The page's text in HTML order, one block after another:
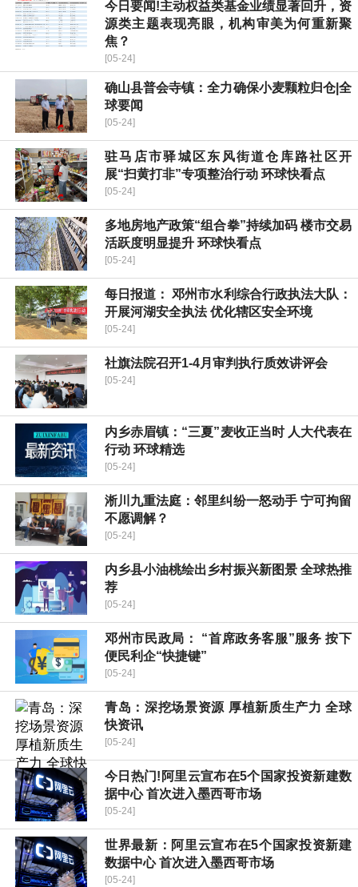
今日要闻!主动权益类基金业绩显著回升，资
源类主题表现亮眼，机构审美为何重新聚
焦？
[05-24]
确山县普会寺镇：全力确保小麦颗粒归仓|全
球要闻
[05-24]
驻马店市驿城区东风街道仓库路社区开
展“扫黄打非”专项整治行动 环球快看点
[05-24]
多地房地产政策“组合拳”持续加码 楼市交易
活跃度明显提升 环球快看点
[05-24]
每日报道： 邓州市水利综合行政执法大队：
开展河湖安全执法 优化辖区安全环境
[05-24]
社旗法院召开1-4月审判执行质效讲评会
[05-24]
内乡赤眉镇：“三夏”麦收正当时 人大代表在
行动 环球精选
[05-24]
淅川九重法庭：邻里纠纷一怒动手 宁可拘留
不愿调解？
[05-24]
内乡县小油桃绘出乡村振兴新图景 全球热推
荐
[05-24]
邓州市民政局： “首席政务客服”服务 按下
便民利企“快捷键”
[05-24]
青岛：深挖场景资源 厚植新质生产力 全球
快资讯
[05-24]
今日热门!阿里云宣布在5个国家投资新建数
据中心 首次进入墨西哥市场
[05-24]
世界最新：阿里云宣布在5个国家投资新建
数据中心 首次进入墨西哥市场
[05-24]